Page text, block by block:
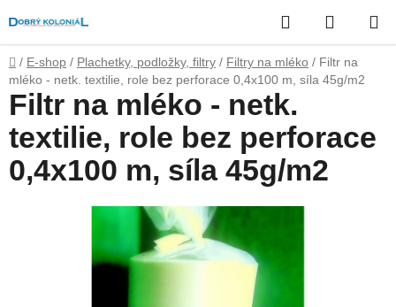
na
obsah
Hledat
KOŠÍK
Domů
/ E-shop / Plachetky, podložky, filtry / Filtry na mléko / Filtr na
mléko - netk. textilie, role bez perforace 0,4x100 m, síla 45g/m2
Filtr na mléko - netk.
textilie, role bez perforace
0,4x100 m, síla 45g/m2